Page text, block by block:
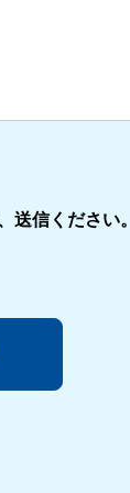
送信ください。